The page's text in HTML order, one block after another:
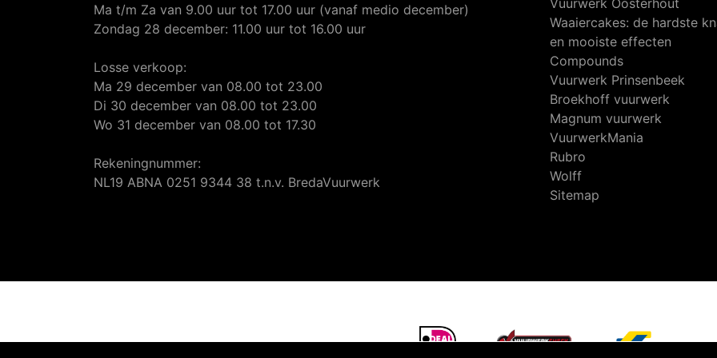
Ma t/m Za van 9.00 uur tot 17.00 uur (vanaf medio december)
Zondag 28 december: 11.00 uur tot 16.00 uur
Losse verkoop:
Ma 29 december van 08.00 tot 23.00
Di 30 december van 08.00 tot 23.00
Wo 31 december van 08.00 tot 17.30
Rekeningnummer:
NL19 ABNA 0251 9344 38 t.n.v. BredaVuurwerk
Vuurwerk Oosterhout
Waaiercakes: de hardste
en mooiste effecten
Compounds
Vuurwerk Prinsenbeek
Broekhoff vuurwerk
Magnum vuurwerk
VuurwerkMania
Rubro
Wolff
Sitemap